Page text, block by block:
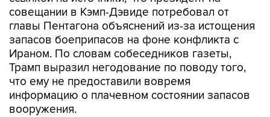
совещании в Кэмп-Дэвиде потребовал от
главы Пентагона объяснений из-за истощения
запасов боеприпасов на фоне конфликта с
Ираном. По словам собеседников газеты,
Трамп выразил негодование по поводу того,
что ему не предоставили вовремя
информацию о плачевном состоянии запасов
вооружения.